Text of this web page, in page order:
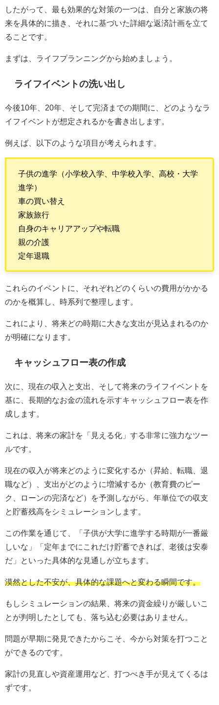
したがって、最も効果的な対策の一つは、自分と家族の将
来を具体的に描き、それに基づいた詳細な返済計画を立て
ることです。
まずは、ライフプランニングから始めましょう。
ライフイベントの洗い出し
今後10年、20年、そして完済までの期間に、どのようなラ
イフイベントが想定されるかを書き出します。
例えば、以下のような項目が考えられます。
子供の進学（小学校入学、中学校入学、高校・大学
進学）
車の買い替え
家族旅行
自身のキャリアアップや転職
親の介護
定年退職
これらのイベントに、それぞれどのくらいの費用がかかる
のかを概算し、時系列で整理します。
これにより、将来どの時期に大きな支出が見込まれるのか
が明確になります。
キャッシュフロー表の作成
次に、現在の収入と支出、そして将来のライフイベントを
基に、長期的なお金の流れを示すキャッシュフロー表を作
成します。
これは、将来の家計を「見える化」する非常に強力なツー
ルです。
現在の収入が将来どのように変化するか（昇給、転職、退
職など）、支出がどのように増減するか（教育費のピー
ク、ローンの完済など）を予測しながら、年単位での収支
と貯蓄残高をシミュレーションします。
この作業を通じて、「子供が大学に進学する時期が一番厳
しいな」「定年までにこれだけ貯蓄できれば、老後は安泰
だ」といった具体的な見通しが立ちます。
漠然とした不安が、具体的な課題へと変わる瞬間です。
もしシミュレーションの結果、将来の資金繰りが厳しいこ
とが判明したとしても、落ち込む必要はありません。
問題が早期に発見できたからこそ、今から対策を打つこと
ができるのです。
家計の見直しや資産運用など、打つべき手が見えてくるは
ずです。